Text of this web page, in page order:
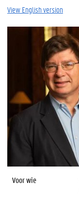
View English version
Voor wie